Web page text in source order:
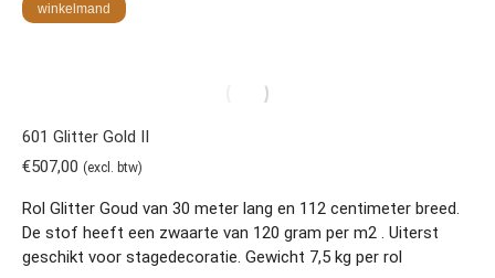
winkelmand
601 Glitter Gold II
€507,00 (excl. btw)
Rol Glitter Goud van 30 meter lang en 112 centimeter breed.
De stof heeft een zwaarte van 120 gram per m2 . Uiterst
geschikt voor stagedecoratie. Gewicht 7,5 kg per rol